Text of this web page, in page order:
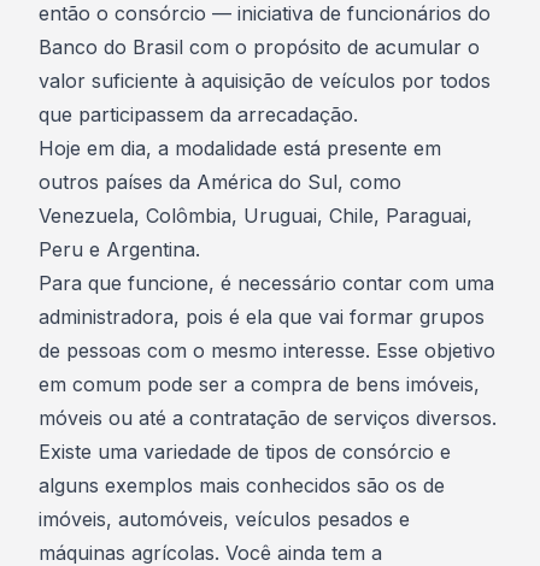
então o consórcio — iniciativa de funcionários do
Banco do Brasil com o propósito de acumular o
valor suficiente à aquisição de veículos por todos
que participassem da arrecadação.
Hoje em dia, a modalidade está presente em
outros países da América do Sul, como
Venezuela, Colômbia, Uruguai, Chile, Paraguai,
Peru e Argentina.
Para que funcione, é necessário contar com uma
administradora, pois é ela que vai formar grupos
de pessoas com o mesmo interesse. Esse objetivo
em comum pode ser a compra de bens imóveis,
móveis ou até a contratação de serviços diversos.
Existe uma variedade de tipos de consórcio e
alguns exemplos mais conhecidos são os de
imóveis, automóveis, veículos pesados e
máquinas agrícolas. Você ainda tem a